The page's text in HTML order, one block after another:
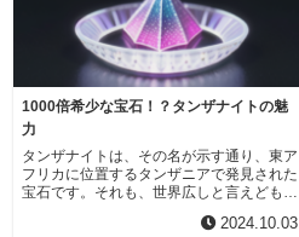
1000倍希少な宝石！？タンザナイトの魅
力
タンザナイトは、その名が示す通り、東ア
フリカに位置するタンザニアで発見された
宝石です。それも、世界広しと言えども、
でしか採掘されないという、極めて希少性
2024.10.03